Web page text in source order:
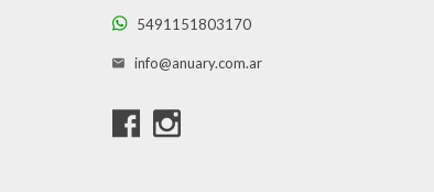
5491151803170
info@anuary.com.ar